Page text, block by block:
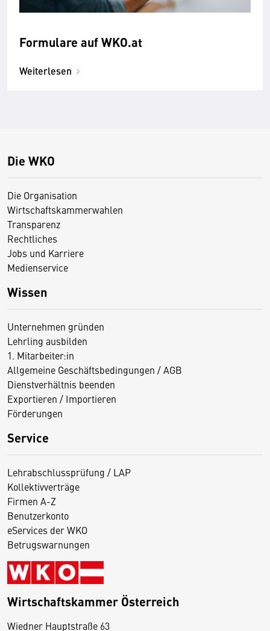
Formulare auf WKO.at
Weiterlesen
Die WKO
Die Organisation
Wirtschaftskammerwahlen
Transparenz
Rechtliches
Jobs und Karriere
Medienservice
Wissen
Unternehmen gründen
Lehrling ausbilden
1. Mitarbeiter:in
Allgemeine Geschäftsbedingungen / AGB
Dienstverhältnis beenden
Exportieren / Importieren
Förderungen
Service
Lehrabschlussprüfung / LAP
Kollektivverträge
Firmen A-Z
Benutzerkonto
eServices der WKO
Betrugswarnungen
Wirtschaftskammer Österreich
Wiedner Hauptstraße 63
D